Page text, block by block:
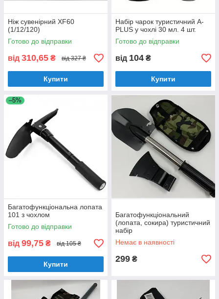
Ніж сувенірний XF60
(1/12/120)
Готово до відправки
від 310,65 ₴ від 327 ₴
Купити
Набір чарок туристичний A-
PLUS у чохлі 30 мл. 4 шт.
Готово до відправки
від 104 ₴
Купити
–5%
Багатофункціональна лопата
101 з чохлом
Готово до відправки
від 99,75 ₴ від 105 ₴
Купити
Багатофункціональний
(лопата, сокира) туристичний
набір
Немає в наявності
299 ₴